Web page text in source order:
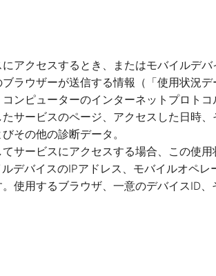
アクセスするとき、またはモバイルデ
ラウザーが送信する情報（「使用状況デ
ンピューターのインターネットプロト
サービスのページ、アクセスした日時
その他の診断データ。
サービスにアクセスする場合、この使
デバイスのIPアドレス、モバイルオペ
使用するブラウザ、一意のデバイスID、